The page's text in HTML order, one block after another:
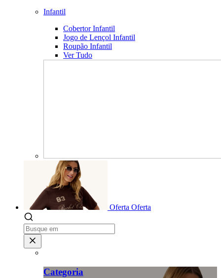
Infantil
Cobertor Infantil
Jogo de Lençol Infantil
Roupão Infantil
Ver Tudo
Oferta Oferta
Categoria